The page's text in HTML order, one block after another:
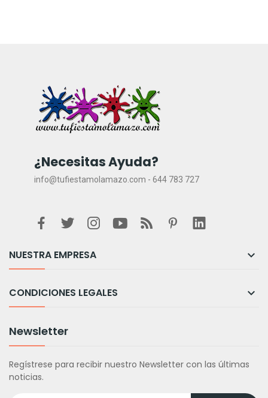
¿Necesitas Ayuda?
info@tufiestamolamazo.com - 644 783 727
NUESTRA EMPRESA 
CONDICIONES LEGALES 
Newsletter
Regístrese para recibir nuestro Newsletter con las últimas
noticias.